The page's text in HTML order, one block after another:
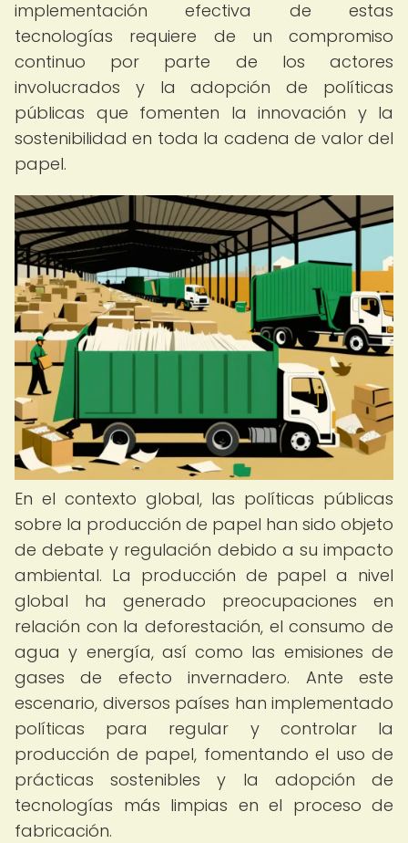
implementación efectiva de estas
tecnologías requiere de un compromiso
continuo por parte de los actores
involucrados y la adopción de políticas
públicas que fomenten la innovación y la
sostenibilidad en toda la cadena de valor del
papel.
En el contexto global, las políticas públicas
sobre la producción de papel han sido objeto
de debate y regulación debido a su impacto
ambiental. La producción de papel a nivel
global ha generado preocupaciones en
relación con la deforestación, el consumo de
agua y energía, así como las emisiones de
gases de efecto invernadero. Ante este
escenario, diversos países han implementado
políticas para regular y controlar la
producción de papel, fomentando el uso de
prácticas sostenibles y la adopción de
tecnologías más limpias en el proceso de
fabricación.